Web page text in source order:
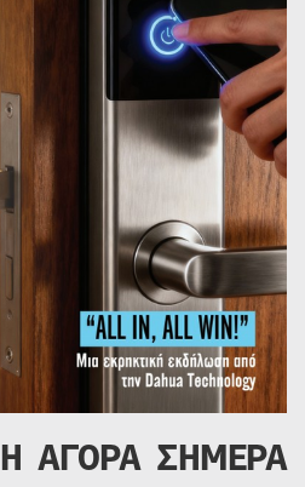
Η ΑΓΟΡΑ ΣΗΜΕΡΑ